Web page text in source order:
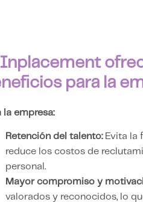
Inplacement
para la
la empresa:
Retención del talento:Evita la
reduce los costos de
personal.
Mayor compromiso y
valorados y reconocidos, lo